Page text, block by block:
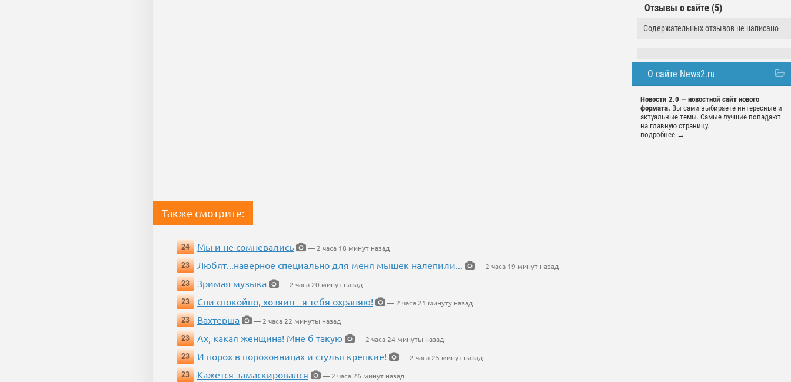
Отзывы о сайте (5)
Содержательных отзывов не написано
О сайте News2.ru
Новости 2.0 — новостной сайт нового
формата. Вы сами выбираете интересные и
актуальные темы. Самые лучшие попадают
на главную страницу.
подробнее →
Также смотрите:
24 Мы и не сомневались
— 2 часа 18 минут назад
23
Любят...наверное специально для меня мышек налепили...
— 2 часа 19 минут назад
23
Зримая музыка
— 2 часа 20 минут назад
23
Спи спокойно, хозяин - я тебя охраняю!
— 2 часа 21 минуту назад
23
Вахтерша
— 2 часа 22 минуты назад
23
Ах, какая женщина! Мне б такую
— 2 часа 24 минуты назад
23
И порох в пороховницах и стулья крепкие!
— 2 часа 25 минут назад
23
Кажется замаскировался
— 2 часа 26 минут назад